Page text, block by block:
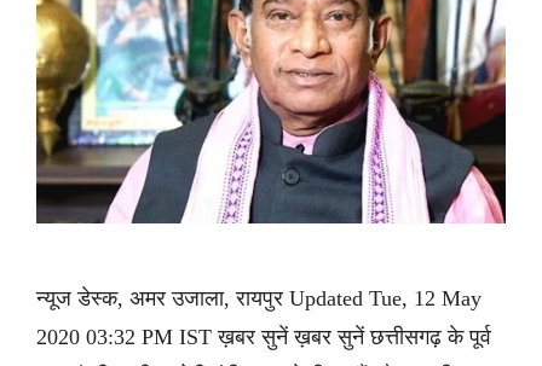
न्यूज डेस्क, अमर उजाला, रायपुर Updated Tue, 12 May
2020 03:32 PM IST ख़बर सुनें ख़बर सुनें छत्तीसगढ़ के पूर्व